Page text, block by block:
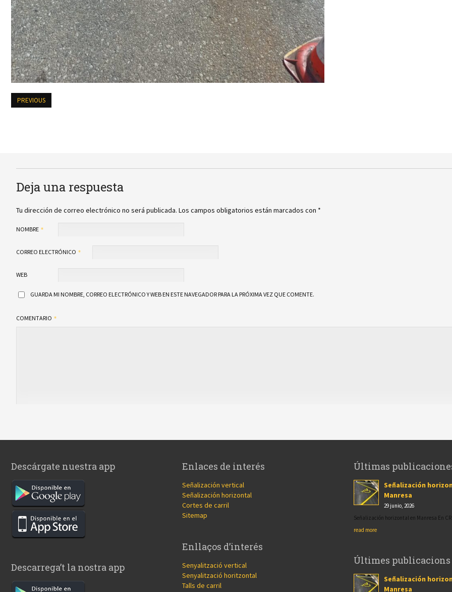
PREVIOUS
Deja una respuesta
Tu dirección de correo electrónico no será publicada. Los campos obligatorios están marcados con *
NOMBRE
CORREO ELECTRÓNICO
WEB
GUARDA MI NOMBRE, CORREO ELECTRÓNICO Y WEB EN ESTE NAVEGADOR PARA LA PRÓXIMA VEZ QUE COMENTE.
COMENTARIO
Descárgate nuestra app
Descarrega’t la nostra app
Enlaces de interés
Señalización vertical
Señalización horizontal
Cortes de carril
Sitemap
Enllaços d’interés
Senyalització vertical
Senyalització horitzontal
Talls de carril
Últimas
Señalización
Manresa
29 junio, 2026
Señalización horizontal en Manresa En
read more
Últimes publicacions
Señalización
Manresa